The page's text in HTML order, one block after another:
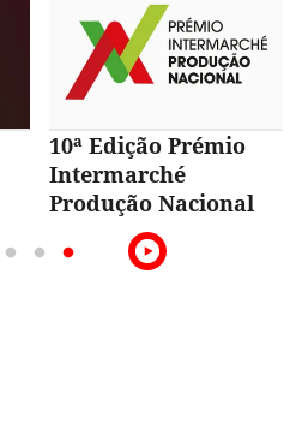
10ª Edição Prémio
Intermarché
Produção Nacional